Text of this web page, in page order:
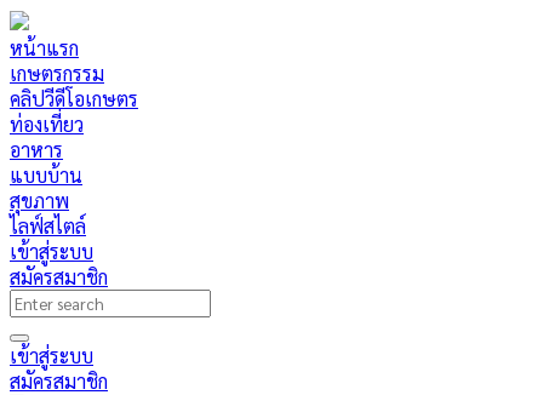
หน้าแรก
เกษตรกรรม
คลิปวีดีโอเกษตร
ท่องเที่ยว
อาหาร
แบบบ้าน
สุขภาพ
ไลฟ์สไตล์
เข้าสู่ระบบ
สมัครสมาชิก
เข้าสู่ระบบ
สมัครสมาชิก